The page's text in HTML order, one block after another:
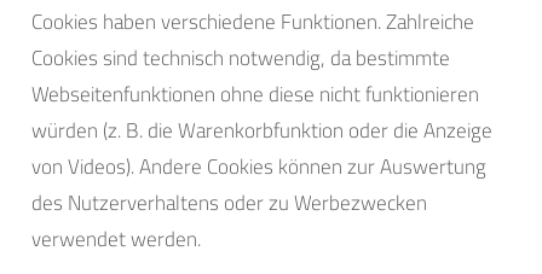
Cookies haben verschiedene Funktionen. Zahlreiche
Cookies sind technisch notwendig, da bestimmte
Webseitenfunktionen ohne diese nicht funktionieren
würden (z. B. die Warenkorbfunktion oder die Anzeige
von Videos). Andere Cookies können zur Auswertung
des Nutzerverhaltens oder zu Werbezwecken
verwendet werden.